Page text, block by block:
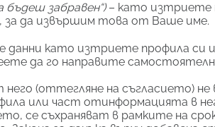
бъдеш забравен“)– като изтриете
за да извършим това от Ваше име.
като изтриете профила си
да го направите
(оттегляне на съгласието) не
или част отинформацията в
се съхраняват в рамките на